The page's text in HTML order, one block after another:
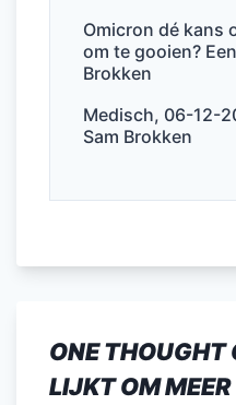
Omicron dé kans
om te gooien?
Brokken
Medisch, 06-12-
Sam Brokken
ONE THOUGHT
LIJKT OM